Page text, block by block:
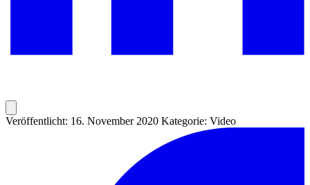
Veröffentlicht: 16. November 2020 Kategorie: Video